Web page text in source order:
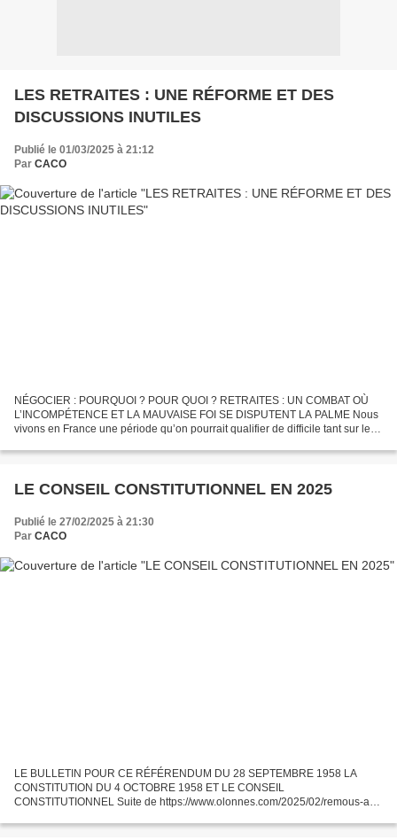
LES RETRAITES : UNE RÉFORME ET DES
DISCUSSIONS INUTILES
Publié le 01/03/2025 à 21:12
Par CACO
NÉGOCIER : POURQUOI ? POUR QUOI ? RETRAITES : UN COMBAT OÙ
L’INCOMPÉTENCE ET LA MAUVAISE FOI SE DISPUTENT LA PALME Nous
vivons en France une période qu’on pourrait qualifier de difficile tant sur le
LE CONSEIL CONSTITUTIONNEL EN 2025
Publié le 27/02/2025 à 21:30
Par CACO
LE BULLETIN POUR CE RÉFÉRENDUM DU 28 SEPTEMBRE 1958 LA
CONSTITUTION DU 4 OCTOBRE 1958 ET LE CONSEIL
CONSTITUTIONNEL Suite de https://www.olonnes.com/2025/02/remous-au-
insurrectionnel du 13...